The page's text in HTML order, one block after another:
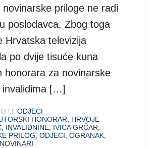
priloge ne radi
poslodavca. Zbog toga
Hrvatska televizija
po dvije tisuće kuna
honorara za novinarske
invalidima […]
U: ODJECI
HONORAR
HRVOJE
INVALIDNINE IVICA GRČAR
PRILOG ,ODJECI ,OGRANAK